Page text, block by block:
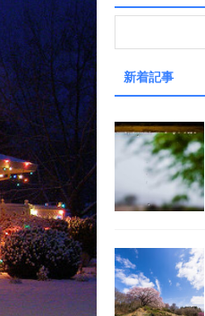
新着記事